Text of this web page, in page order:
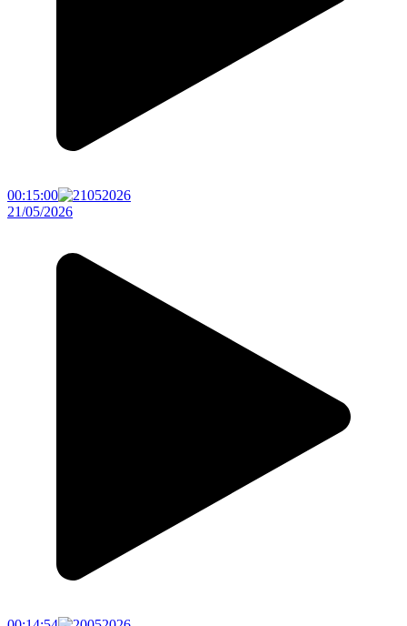
00:15:00
21/05/2026